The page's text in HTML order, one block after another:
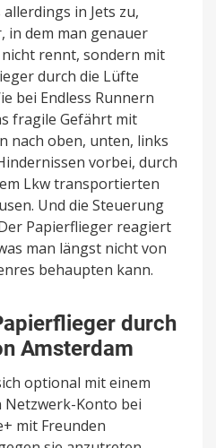
in Jets zu,
in dem man genauer
rennt, sondern mit
durch die Lüfte
bei Endless Runnern
fragile Gefährt mit
nach oben, unten, links
vorbei, durch
Lkw transportierten
Und die Steuerung
Papierflieger reagiert
man längst nicht von
behaupten kann.
durch
Amsterdam
optional mit einem
Netzwerk-Konto bei
mit Freunden